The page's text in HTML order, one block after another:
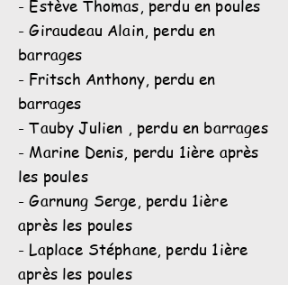
- Estève Thomas, perdu en poules
- Giraudeau Alain, perdu en
barrages
- Fritsch Anthony, perdu en
barrages
- Tauby Julien , perdu en barrages
- Marine Denis, perdu 1ière après
les poules
- Garnung Serge, perdu 1ière
après les poules
- Laplace Stéphane, perdu 1ière
après les poules